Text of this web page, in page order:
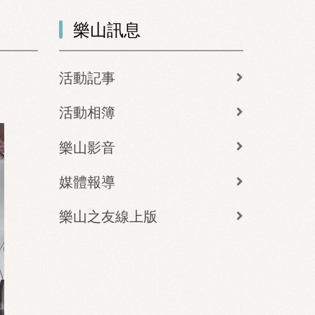
樂山訊息
活動記事
活動相簿
樂山影音
媒體報導
樂山之友線上版